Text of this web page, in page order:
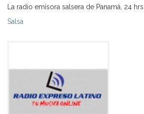
La radio emisora salsera de Panamá, 24
Salsa